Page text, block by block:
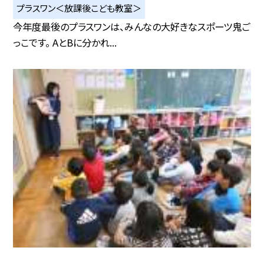
プラスワン＜放課後こども教室＞
今年度最後のプラスワンは、みんなの大好きなスポーツ鬼ご
っこです。 AとBに分かれ...